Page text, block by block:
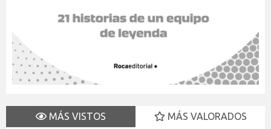
MÁS VISTOS
MÁS VALORADOS